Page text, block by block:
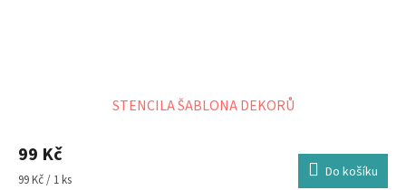
STENCILA ŠABLONA DEKORŮ
99 Kč
Měrná
99 Kč / 1 ks Do košíku